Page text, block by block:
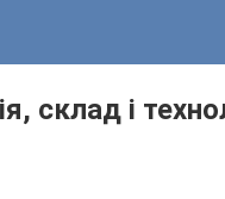
склад і